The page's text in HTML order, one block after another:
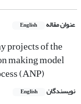
عنوان مقاله English
projects of the
making model
(ANP)
نویسندگان English